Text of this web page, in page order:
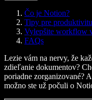
Čo je Notion?
Tipy pre
Vylepšite workflow
FAQs
Lezie vám na nervy, že
zdieľanie dokumentov?
poriadne zorganizované?
možno ste už počuli o